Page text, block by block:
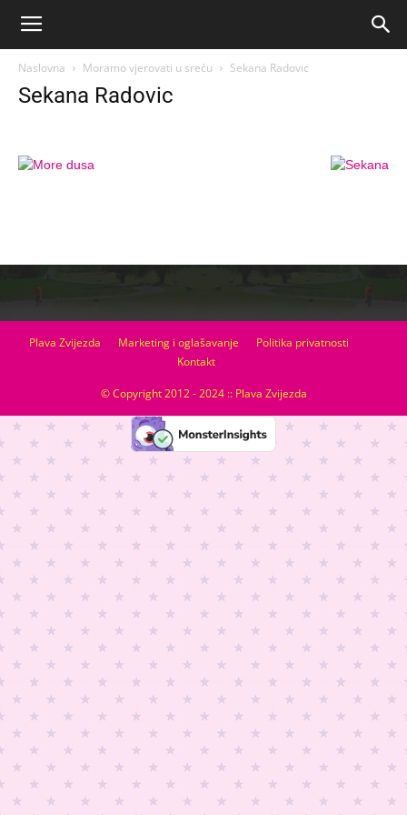
Naslovna Moramo vjerovati u sreću Sekana Radovic
Sekana Radovic
Plava Zvijezda Marketing i oglašavanje
Politika privatnosti
Kontakt
© Copyright 2012 - 2024 :: Plava Zvijezda